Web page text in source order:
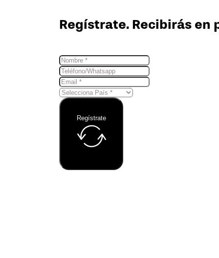
Regístrate. Recibirás en
Regístrate